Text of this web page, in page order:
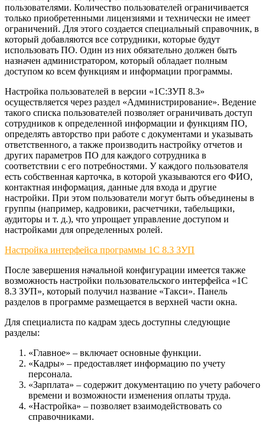
пользователями. Количество пользователей ограничивается
только приобретенными лицензиями и технически не имеет
ограничений. Для этого создается специальный справочник, в
который добавляются все сотрудники, которые будут
использовать ПО. Один из них обязательно должен быть
назначен администратором, который обладает полным
доступом ко всем функциям и информации программы.
Настройка пользователей в версии «1С:ЗУП 8.3»
осуществляется через раздел «Администрирование». Ведение
такого списка пользователей позволяет ограничивать доступ
сотрудников к определенной информации и функциям ПО,
определять авторство при работе с документами и указывать
ответственного, а также производить настройку отчетов и
других параметров ПО для каждого сотрудника в
соответствии с его потребностями. У каждого пользователя
есть собственная карточка, в которой указываются его ФИО,
контактная информация, данные для входа и другие
настройки. При этом пользователи могут быть объединены в
группы (например, кадровики, расчетчики, табельщики,
аудиторы и т. д.), что упрощает управление доступом и
настройками для определенных ролей.
Настройка интерфейса программы 1С 8.3 ЗУП
После завершения начальной конфигурации имеется также
возможность настройки пользовательского интерфейса «1С
8.3 ЗУП», который получил название «Такси». Панель
разделов в программе размещается в верхней части окна.
Для специалиста по кадрам здесь доступны следующие
разделы:
«Главное» – включает основные функции.
«Кадры» – предоставляет информацию по учету
персонала.
«Зарплата» – содержит документацию по учету рабочего
времени и возможности изменения оплаты труда.
«Настройка» – позволяет взаимодействовать со
справочниками.